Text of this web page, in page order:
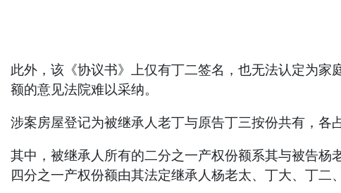
此外，该《协议书》上仅有丁二签名，也无法认定为
额的意见法院难以采纳。
涉案房屋登记为被继承人老丁与原告丁三按份共有，各
其中，被继承人所有的二分之一产权份额系其与被告
四分之一产权份额由其法定继承人杨老太、丁大、丁二